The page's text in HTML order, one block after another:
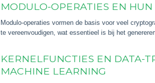
MODULO-OPERATIES EN
Modulo-operaties vormen de basis voor veel
te vereenvoudigen, wat essentieel is bij het
KERNELFUNCTIES EN DATA-
MACHINE LEARNING